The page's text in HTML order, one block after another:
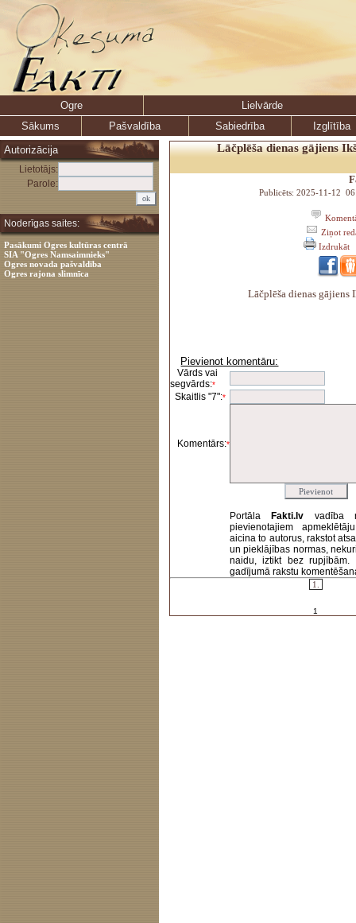
Ogre
Lielvārde
Sākums
Pašvaldība Sabiedrība
Izglītība
Autorizācija
Lietotājs:
Parole:
Noderīgas saites:
Pasākumi Ogres kultūras centrā
SIA "Ogres Namsaimnieks"
Ogres novada pašvaldība
Ogres rajona slimnīca
Lāčplēša dienas gājiens
Publicēts: 2025-11-12
Ziņot
Izdrukāt
Lāčplēša dienas gājiens
Pievienot komentāru:
Vārds vai
segvārds:*
Skaitlis "7":*
Komentārs:*
Portāla Fakti.lv vadība
pievienotajiem
aicina to autorus, rakstot
un pieklājības normas,
naidu, iztikt bez rupjībām.
gadījumā rakstu
1.
1